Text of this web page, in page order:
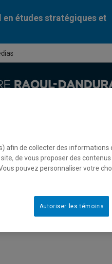
en études stratégiques et
PM au
afin de collecter des
de vous proposer des contenus
pouvez personnaliser votre
Autoriser les témoins